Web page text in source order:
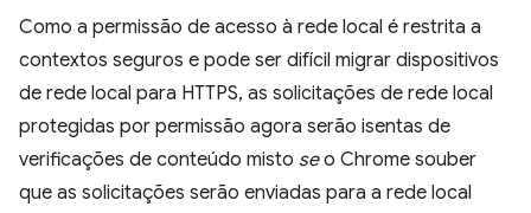
Como a permissão de acesso à rede local é restrita a
contextos seguros e pode ser difícil migrar dispositivos
de rede local para HTTPS, as solicitações de rede local
protegidas por permissão agora serão isentas de
verificações de conteúdo misto seo Chrome souber
que as solicitações serão enviadas para a rede local